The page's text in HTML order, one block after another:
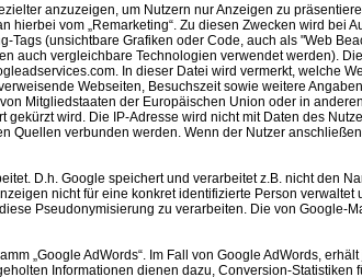
anzuzeigen, um Nutzern nur Anzeigen zu
vom „Remarketing“. Zu diesen Zwecken wird
(unsichtbare Grafiken oder Code, auch als "Web
auch vergleichbare Technologien verwendet werden).
In dieser Datei wird vermerkt, welche
Webseiten, Besuchszeit sowie weitere
Mitgliedstaaten der Europäischen Union oder in
wird. Die IP-Adresse wird nicht mit Daten des
verbunden werden. Wenn der Nutzer
D.h. Google speichert und verarbeitet z.B. nicht den
nicht für eine konkret identifizierte Person
Pseudonymisierung zu verarbeiten. Die von Google-
„Google AdWords“. Im Fall von Google AdWords,
Informationen dienen dazu, Conversion-